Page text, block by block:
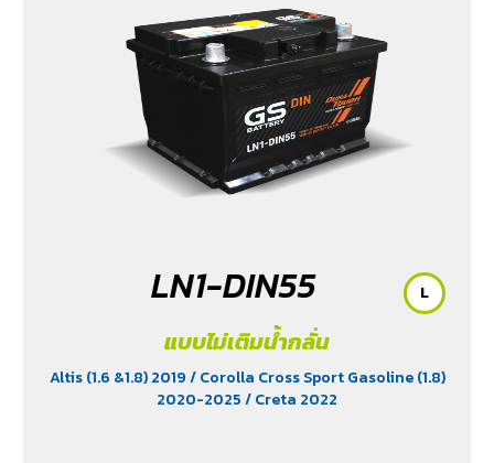
LN1-DIN55
แบบไม่เติมน้ำกลั่น
Altis (1.6 &1.8) 2019/ Corolla Cross Sport Gasoline (1.8)
2020-2025/ Creta 2022
L